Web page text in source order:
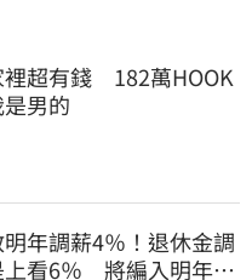
超有錢　182萬HOOK
男的
年調薪4％！退休金調
上看6％ 將編入明年度